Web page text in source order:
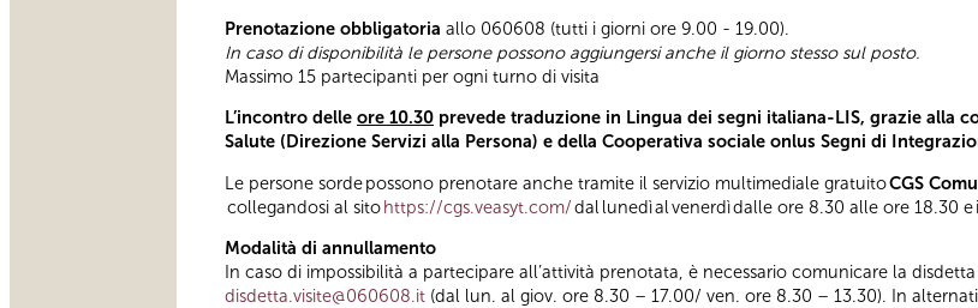
Prenotazione obbligatoria allo 060608 (tutti i giorni ore 9.00 - 19.00).
In caso di disponibilità le persone possono aggiungersi anche il giorno stesso sul posto.
Massimo 15 partecipanti per ogni turno di visita
L’incontro delle ore 10.30 prevede traduzione in Lingua dei segni italiana-LIS, grazie alla
Salute (Direzione Servizi alla Persona) e della Cooperativa sociale onlus Segni di
Le persone sorde possono prenotare anche tramite il servizio multimediale gratuitoCGS
collegandosi al sitohttps://cgs.veasyt.com/dal lunedì al venerdì dalle ore 8.30 alle ore 18.30
Modalità di annullamento
In caso di impossibilità a partecipare all’attività prenotata, è necessario comunicare la
disdetta.visite@060608.it (dal lun. al giov. ore 8.30 – 17.00/ ven. ore 8.30 – 13.30). In